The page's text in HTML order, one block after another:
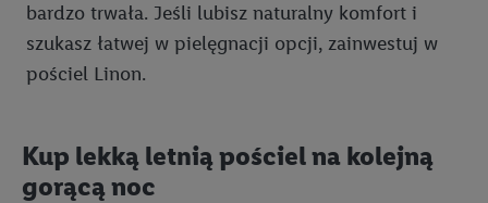
bardzo trwała. Jeśli lubisz naturalny komfort i
szukasz łatwej w pielęgnacji opcji, zainwestuj w
pościel Linon.
Kup lekką letnią pościel na kolejną
gorącą noc